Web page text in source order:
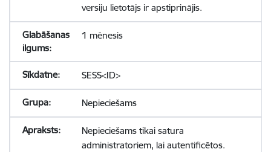
versiju lietotājs ir apstiprinājis.
1 mēnesis
SESS<ID>
Nepieciešams
Nepieciešams tikai satura
administratoriem, lai autentificētos.